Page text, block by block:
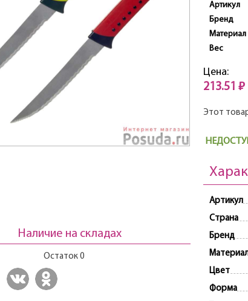
Наличие на складах
Остаток 0
Артикул
Бренд
Материал
Вес
Цена:
213.51 ₽
Этот
Артикул
Страна
Бренд
Цвет
Форма